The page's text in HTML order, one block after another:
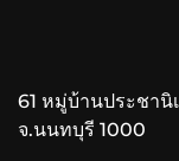
61 หมู่บ้านประชานิ
จ.นนทบุรี 1000